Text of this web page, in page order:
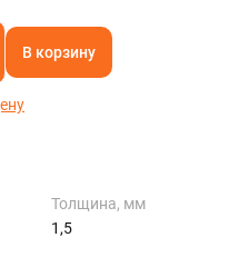
В корзину
Толщина, мм
1,5